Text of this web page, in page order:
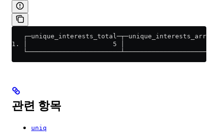
1. │                      5 │
관련 항목
uniq